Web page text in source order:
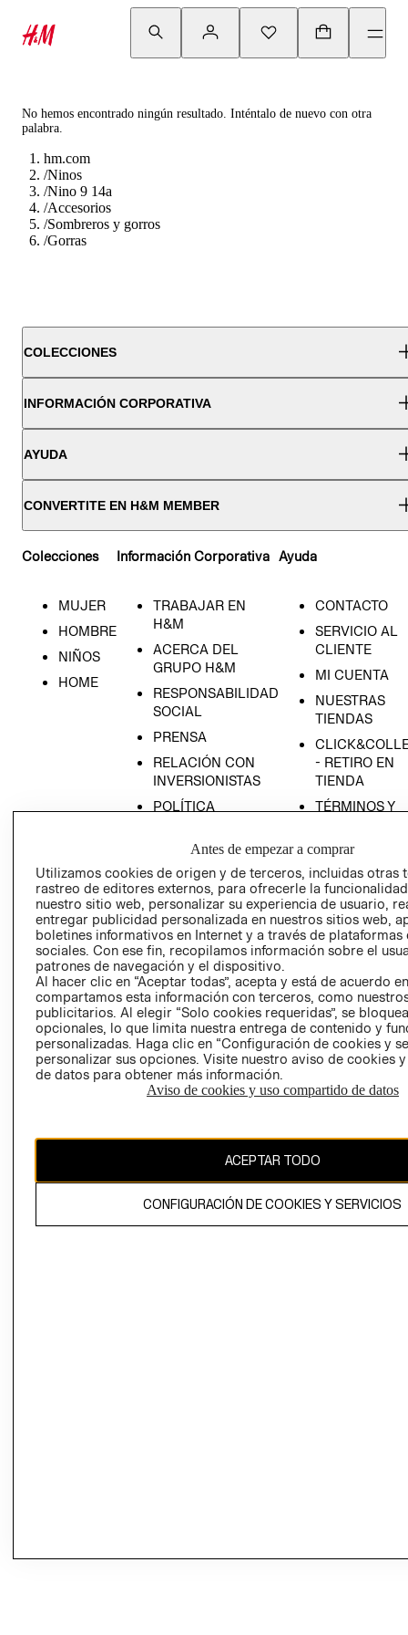
No hemos encontrado ningún resultado. Inténtalo de nuevo con otra
palabra.
hm.com
/Ninos
/Nino 9 14a
/Accesorios
/Sombreros y gorros
/Gorras
COLECCIONES
INFORMACIÓN CORPORATIVA
AYUDA
CONVERTITE EN H&M MEMBER
Colecciones
MUJER
HOMBRE
NIÑOS
HOME
Información Corporativa
TRABAJAR EN
H&M
ACERCA DEL
GRUPO H&M
RESPONSABILIDAD
SOCIAL
PRENSA
RELACIÓN CON
INVERSIONISTAS
POLÍTICA
Ayuda
CONTACTO
SERVICIO AL
CLIENTE
MI CUENTA
NUESTRAS
TIENDAS
- RETIRO EN
TIENDA
TÉRMINOS Y
AVISO DE
PRIVACIDAD
GIFT CARD
AVISO DE
COOKIES
Uruguay ($U)
El contenido de esta página web está protegido por copyright y es
Antes de empezar a comprar
Utilizamos cookies de origen y de terceros, incluidas otras
rastreo de editores externos, para ofrecerle la
nuestro sitio web, personalizar su experiencia de usuario,
entregar publicidad personalizada en nuestros sitios web,
boletines informativos en Internet y a través de plataformas
sociales. Con ese fin, recopilamos información sobre el
patrones de navegación y el dispositivo.
Al hacer clic en “Aceptar todas”, acepta y está de acuerdo
compartamos esta información con terceros, como
publicitarios. Al elegir “Solo cookies requeridas”, se
opcionales, lo que limita nuestra entrega de contenido y
personalizadas. Haga clic en “Configuración de cookies y
personalizar sus opciones. Visite nuestro aviso de cookies
de datos para obtener más información.
Aviso de cookies y uso compartido de datos
ACEPTAR TODO
CONFIGURACIÓN DE COOKIES Y SERVICIOS